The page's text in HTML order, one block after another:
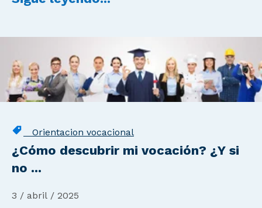
Orientacion vocacional
¿Cómo descubrir mi vocación? ¿Y si
no ...
3 / abril / 2025